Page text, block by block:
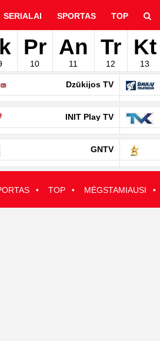
SERIALAI SPORTAS TOP
archyvą
Pr
10
An
11
Tr
12
Kt
13
Dzūkijos TV
INIT Play TV
GNTV
· TOP · MĖGSTAMIAUSI ·